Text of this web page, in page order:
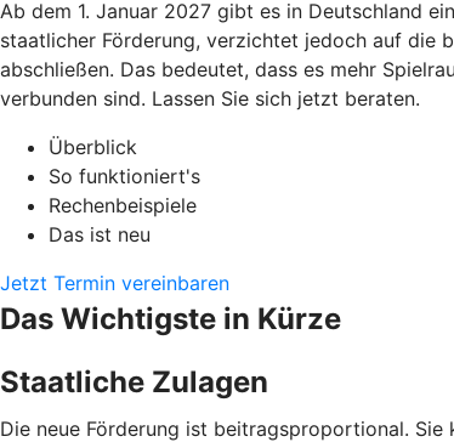
Ab dem 1. Januar 2027 gibt es in Deutschland
staatlicher Förderung, verzichtet jedoch auf die
abschließen. Das bedeutet, dass es mehr
verbunden sind. Lassen Sie sich jetzt beraten.
Überblick
So funktioniert's
Rechenbeispiele
Das ist neu
Jetzt Termin vereinbaren
Das Wichtigste in Kürze
Staatliche Zulagen
Die neue Förderung ist beitragsproportional.